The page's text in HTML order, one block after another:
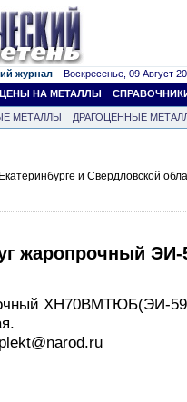
журнал Воскресенье, 09 Август
ЦЕНЫ НА МЕТАЛЛЫ
МЕТАЛЛЫ
ДРАГОЦЕННЫЕ
и Свердловской
жаропрочный ЭИ-
ХН70ВМТЮБ(ЭИ-